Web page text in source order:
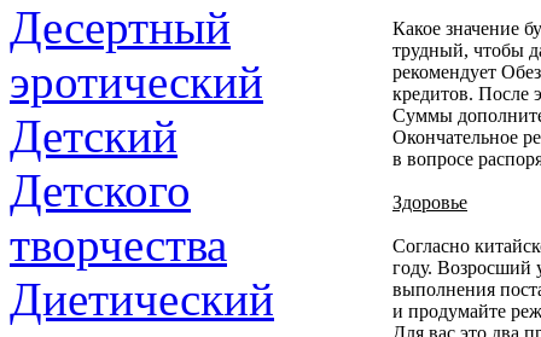
Десертный
эротический
Детский
Детского
творчества
Диетический
Какое значение
трудный, чтобы
рекомендует
кредитов. После
Суммы
Окончательное
в вопросе
Здоровье
Согласно
году. Возросший
выполнения
и продумайте
Для вас это два